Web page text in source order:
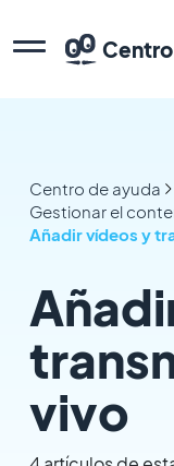
Centro de ayuda
Gestionar el
Añadir vídeos y
vivo